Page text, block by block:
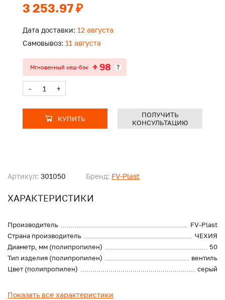
Артикул: 301050 Бренд: FV-Plast
ХАРАКТЕРИСТИКИ
Производитель
FV-Plast
Страна производитель
ЧЕХИЯ
Диаметр, мм (полипропилен)
50
Тип изделия (полипропилен)
вентиль
Цвет (полипропилен)
серый
Показать все характеристики
3 253.97 ₽
Дата доставки: 12 августа
Самовывоз: 11 августа
Мгновенный кеш-бэк + 98 ?
- +
КУПИТЬ
ПОЛУЧИТЬ
КОНСУЛЬТАЦИЮ